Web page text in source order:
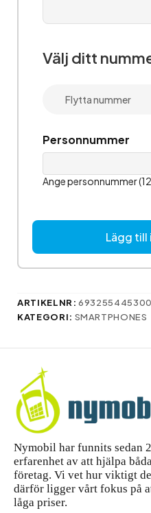
Välj ditt
Flytta nummer
Personnummer
Ange personnummer
Lägg till
ARTIKELNR:
KATEGORI: SMARTPHONES
Nymobil har funnits sedan
erfarenhet av att hjälpa
företag. Vi vet hur viktigt
därför ligger vårt fokus på
låga priser.